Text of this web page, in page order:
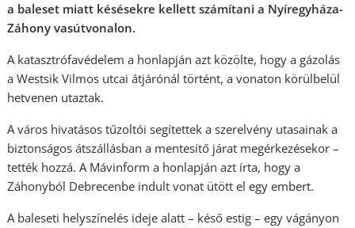
a baleset miatt késésekre kellett számítani a Nyíregyháza-
Záhony vasútvonalon.
A katasztrófavédelem a honlapján azt közölte, hogy a gázolás
a Westsik Vilmos utcai átjárónál történt, a vonaton körülbelül
hetvenen utaztak.
A város hivatásos tűzoltói segítettek a szerelvény utasainak a
biztonságos átszállásban a mentesítő járat megérkezésekor –
tették hozzá. A Mávinform a honlapján azt írta, hogy a
Záhonyból Debrecenbe indult vonat ütött el egy embert.
A baleseti helyszínelés ideje alatt – késő estig – egy vágányon